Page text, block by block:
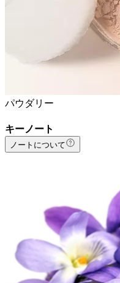
パウダリー
キーノート
ノートについて